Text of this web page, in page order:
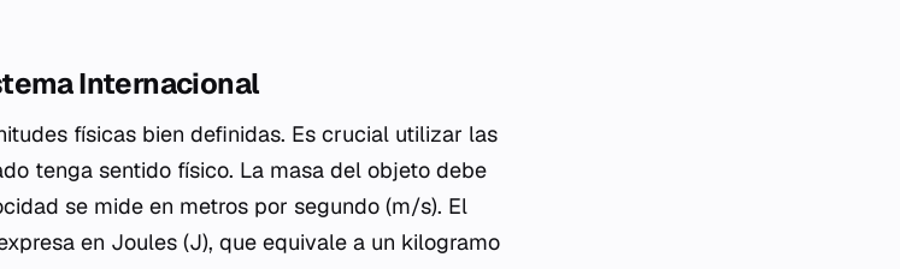
Internacional
físicas bien definidas. Es crucial utilizar las
tenga sentido físico. La masa del objeto debe
se mide en metros por segundo (m/s). El
en Joules (J), que equivale a un kilogramo